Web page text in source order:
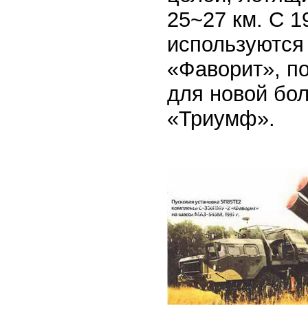
25~27 км. С
«Фаворит»,
для новой
«Триумф».